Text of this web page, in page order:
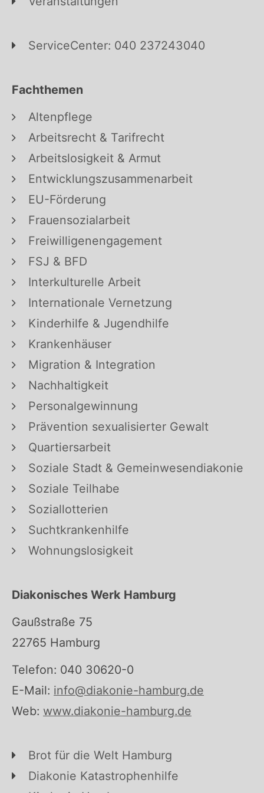
ServiceCenter: 040 237243040
Fachthemen
Altenpflege
Arbeitsrecht & Tarifrecht
Arbeitslosigkeit & Armut
Entwicklungszusammenarbeit
EU-Förderung
Frauensozialarbeit
Freiwilligenengagement
FSJ & BFD
Interkulturelle Arbeit
Internationale Vernetzung
Kinderhilfe & Jugendhilfe
Krankenhäuser
Migration & Integration
Nachhaltigkeit
Personalgewinnung
Prävention sexualisierter Gewalt
Quartiersarbeit
Soziale Stadt & Gemeinwesendiakonie
Soziale Teilhabe
Soziallotterien
Suchtkrankenhilfe
Wohnungslosigkeit
Diakonisches Werk Hamburg
Gaußstraße 75
22765 Hamburg
Telefon: 040 30620-0
E-Mail: info@diakonie-hamburg.de
Web: www.diakonie-hamburg.de
Brot für die Welt Hamburg
Diakonie Katastrophenhilfe